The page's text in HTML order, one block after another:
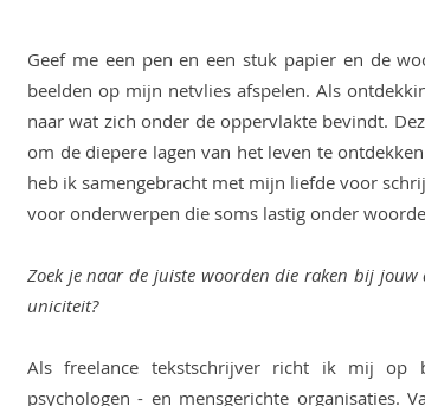
Geef me een pen en een stuk papier en de
beelden op mijn netvlies afspelen. Als
naar wat zich onder de oppervlakte bevindt.
om de diepere lagen van het leven te
heb ik samengebracht met mijn liefde voor
voor onderwerpen die soms lastig onder
Zoek je naar de juiste woorden die raken bij
uniciteit?
Als freelance tekstschrijver richt ik mij op
psychologen - en mensgerichte organisaties.